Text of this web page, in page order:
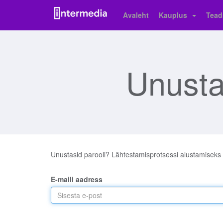
Avaleht Kauplus
Unustasid parooli? Lähtestamisprotsessi
E-maili aadress